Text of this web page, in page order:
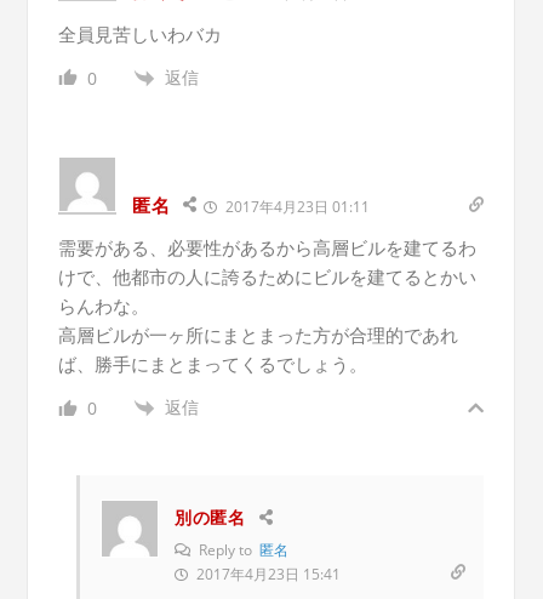
全員見苦しいわバカ
0 返信
匿名 2017年4月23日 01:11
需要がある、必要性があるから高層ビルを建てるわ
けで、他都市の人に誇るためにビルを建てるとかい
らんわな。
高層ビルが一ヶ所にまとまった方が合理的であれ
ば、勝手にまとまってくるでしょう。
0 返信
別の匿名
Reply to 匿名
2017年4月23日 15:41